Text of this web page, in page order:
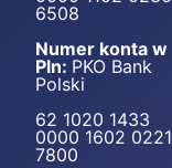
6508
Numer konta w
Pln: PKO Bank
Polski
62 1020 1433
0000 1602 0221
7800